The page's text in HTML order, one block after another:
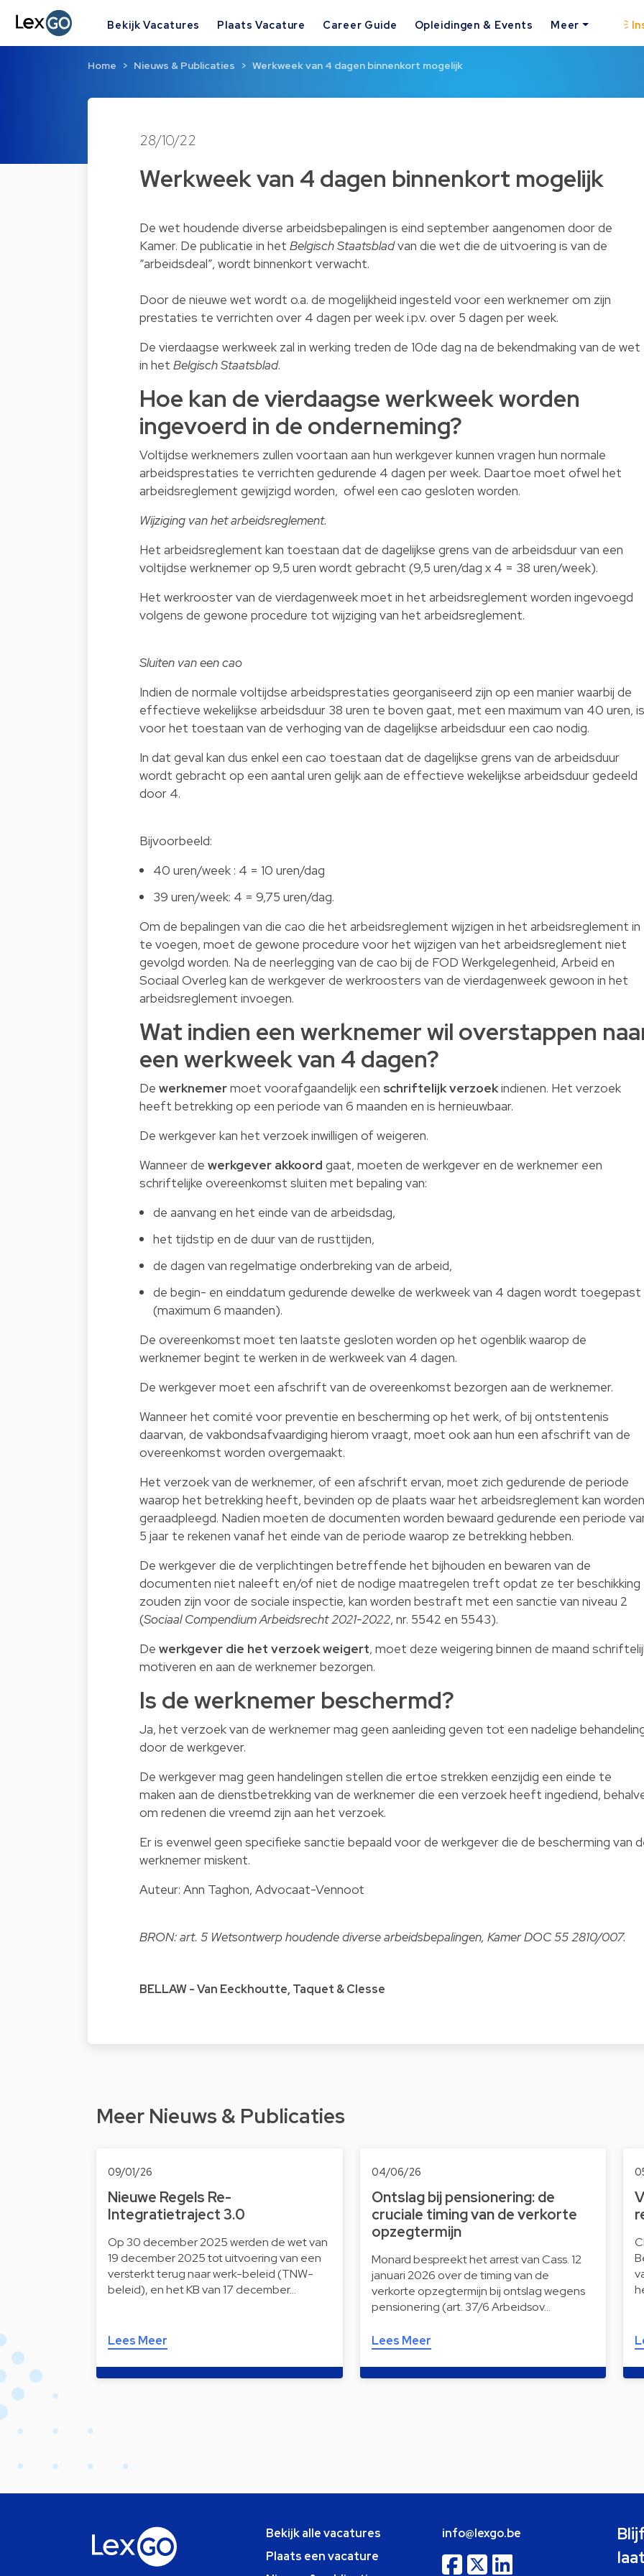
Bekijk Vacatures Plaats Vacature Career Guide Opleidingen & Events Meer
Home Nieuws & Publicaties Werkweek van 4 dagen binnenkort mogelijk
28/10/22
Werkweek van 4 dagen binnenkort mogelijk
De wet houdende diverse arbeidsbepalingen is eind september aangenomen door de
Kamer. De publicatie in het Belgisch Staatsbladvan die wet die de uitvoering is van de
“arbeidsdeal”, wordt binnenkort verwacht.
Door de nieuwe wet wordt o.a. de mogelijkheid ingesteld voor een werknemer om zijn
prestaties te verrichten over 4 dagen per week i.p.v. over 5 dagen per week.
De vierdaagse werkweek zal in werking treden de 10de dag na de bekendmaking van de wet
in het Belgisch Staatsblad.
Hoe kan de vierdaagse werkweek worden
ingevoerd in de onderneming?
Voltijdse werknemers zullen voortaan aan hun werkgever kunnen vragen hun normale
arbeidsprestaties te verrichten gedurende 4 dagen per week. Daartoe moet ofwel het
arbeidsreglement gewijzigd worden, ofwel een cao gesloten worden.
Wijziging van het arbeidsreglement.
Het arbeidsreglement kan toestaan dat de dagelijkse grens van de arbeidsduur van een
voltijdse werknemer op 9,5 uren wordt gebracht (9,5 uren/dag x 4 = 38 uren/week).
Het werkrooster van de vierdagenweek moet in het arbeidsreglement worden ingevoegd
volgens de gewone procedure tot wijziging van het arbeidsreglement.
Sluiten van een cao
Indien de normale voltijdse arbeidsprestaties georganiseerd zijn op een manier waarbij de
effectieve wekelijkse arbeidsduur 38 uren te boven gaat, met een maximum van 40 uren, is
voor het toestaan van de verhoging van de dagelijkse arbeidsduur een cao nodig.
In dat geval kan dus enkel een cao toestaan dat de dagelijkse grens van de arbeidsduur
wordt gebracht op een aantal uren gelijk aan de effectieve wekelijkse arbeidsduur gedeeld
door 4.
Bijvoorbeeld:
40 uren/week : 4 = 10 uren/dag
39 uren/week: 4 = 9,75 uren/dag.
Om de bepalingen van die cao die het arbeidsreglement wijzigen in het arbeidsreglement in
te voegen, moet de gewone procedure voor het wijzigen van het arbeidsreglement niet
gevolgd worden. Na de neerlegging van de cao bij de FOD Werkgelegenheid, Arbeid en
Sociaal Overleg kan de werkgever de werkroosters van de vierdagenweek gewoon in het
arbeidsreglement invoegen.
Wat indien een werknemer wil overstappen
een werkweek van 4 dagen?
De werknemermoet voorafgaandelijk een schriftelijk verzoekindienen. Het verzoek
heeft betrekking op een periode van 6 maanden en is hernieuwbaar.
De werkgever kan het verzoek inwilligen of weigeren.
Wanneer de werkgever akkoord gaat, moeten de werkgever en de werknemer een
schriftelijke overeenkomst sluiten met bepaling van:
de aanvang en het einde van de arbeidsdag,
het tijdstip en de duur van de rusttijden,
de dagen van regelmatige onderbreking van de arbeid,
de begin- en einddatum gedurende dewelke de werkweek van 4 dagen wordt toegepast
(maximum 6 maanden).
De overeenkomst moet ten laatste gesloten worden op het ogenblik waarop de
werknemer begint te werken in de werkweek van 4 dagen.
De werkgever moet een afschrift van de overeenkomst bezorgen aan de werknemer.
Wanneer het comité voor preventie en bescherming op het werk, of bij ontstentenis
daarvan, de vakbondsafvaardiging hierom vraagt, moet ook aan hun een afschrift van de
overeenkomst worden overgemaakt.
Het verzoek van de werknemer, of een afschrift ervan, moet zich gedurende de periode
waarop het betrekking heeft, bevinden op de plaats waar het arbeidsreglement kan worden
geraadpleegd. Nadien moeten de documenten worden bewaard gedurende een periode
5 jaar te rekenen vanaf het einde van de periode waarop ze betrekking hebben.
De werkgever die de verplichtingen betreffende het bijhouden en bewaren van de
documenten niet naleeft en/of niet de nodige maatregelen treft opdat ze ter beschikking
zouden zijn voor de sociale inspectie, kan worden bestraft met een sanctie van niveau 2
(Sociaal Compendium Arbeidsrecht 2021-2022, nr. 5542 en 5543).
De werkgever die het verzoek weigert, moet deze weigering binnen de maand
motiveren en aan de werknemer bezorgen.
Is de werknemer beschermd?
Ja, het verzoek van de werknemer mag geen aanleiding geven tot een nadelige
door de werkgever.
De werkgever mag geen handelingen stellen die ertoe strekken eenzijdig een einde te
maken aan de dienstbetrekking van de werknemer die een verzoek heeft ingediend,
om redenen die vreemd zijn aan het verzoek.
Er is evenwel geen specifieke sanctie bepaald voor de werkgever die de bescherming van
werknemer miskent.
Auteur: Ann Taghon, Advocaat-Vennoot
BRON: art. 5 Wetsontwerp houdende diverse arbeidsbepalingen, Kamer DOC 55 2810/007.
BELLAW - Van Eeckhoutte, Taquet & Clesse
Meer Nieuws & Publicaties
09/01/26
Nieuwe Regels Re-
Integratietraject 3.0
Op 30 december 2025 werden de wet van
19 december 2025 tot uitvoering van een
versterkt terug naar werk-beleid (TNW-
beleid), en het KB van 17 december…
Lees Meer
04/06/26
Ontslag bij pensionering: de
cruciale timing van de verkorte
opzegtermijn
Monard bespreekt het arrest van Cass. 12
januari 2026 over de timing van de
verkorte opzegtermijn bij ontslag wegens
pensionering (art. 37/6 Arbeidsov…
Lees Meer
Bekijk alle vacatures
Plaats een vacature
info@lexgo.be